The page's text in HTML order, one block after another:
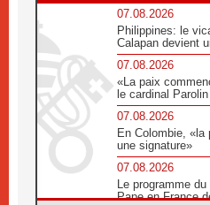
07.08.2026
Philippines: le
Calapan devient
07.08.2026
«La paix
le cardinal Parolin
07.08.2026
En Colombie,
une signature»
07.08.2026
Le programme
Pape en France